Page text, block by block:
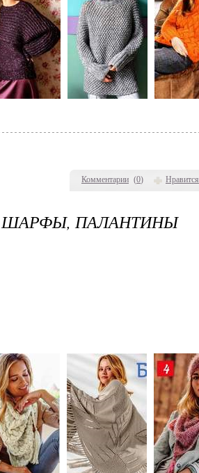
Комментарии (0) Нравится
ШАРФЫ, ПАЛАНТИНЫ